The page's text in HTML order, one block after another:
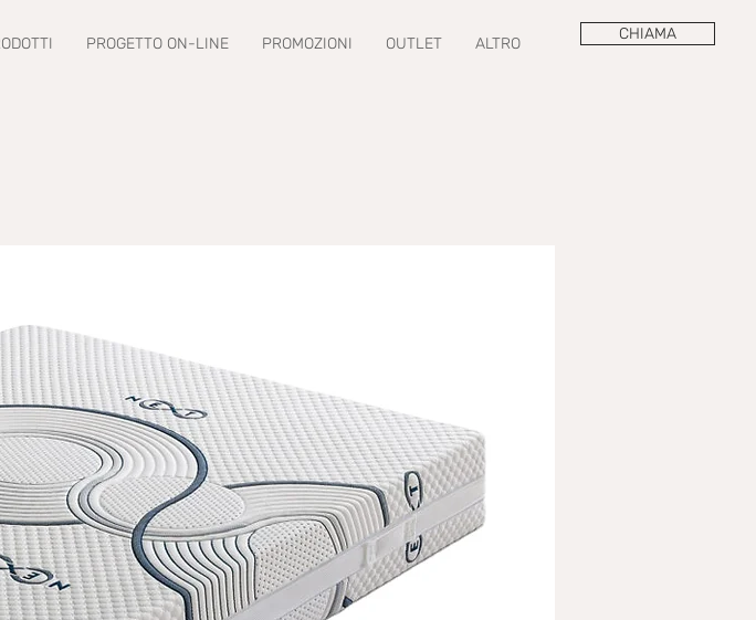
PROGETTO ON-LINE PROMOZIONI OUTLET ALTRO
CHIAMA